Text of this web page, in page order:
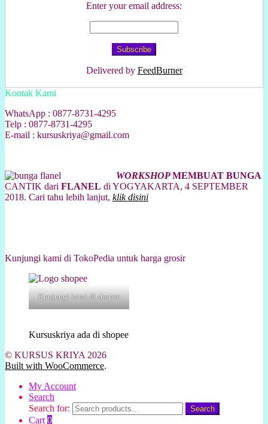
Enter your email address:
Delivered by FeedBurner
Kontak Kami
WhatsApp : 0877-8731-4295
Telp : 0877-8731-4295
E-mail : kursuskriya@gmail.com
WORKSHOPMEMBUAT BUNGA
CANTIK dari FLANEL di YOGYAKARTA, 4 SEPTEMBER
2018. Cari tahu lebih lanjut, klik disini
Kunjungi kami di TokoPedia untuk harga grosir
Kunjungi kami di shopee
Kursuskriya ada di shopee
© KURSUS KRIYA 2026
Built with WooCommerce.
My Account
Search
Search for:
Search
Cart 0